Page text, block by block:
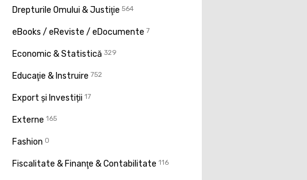
Drepturile Omului & Justiţie 564
eBooks / eReviste / eDocumente 7
Economic & Statistică 329
Educaţie & Instruire 752
Export și Investiții 17
Externe 165
Fashion 0
Fiscalitate & Finanţe & Contabilitate 116